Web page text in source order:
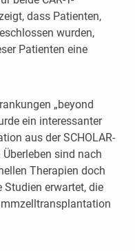
dass Patienten,
wurden,
Patienten eine
„beyond
ein interessanter
aus der SCHOLAR-
sind nach
Therapien doch
erwartet, die